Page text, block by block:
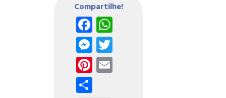
Compartilhe!
Facebook
WhatsApp
Messenger
Twitter
Pinterest
Email
Share